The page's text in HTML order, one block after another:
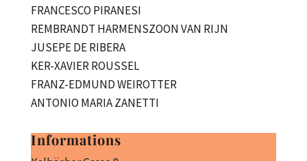
FRANCESCO PIRANESI
REMBRANDT HARMENSZOON VAN RIJN
JUSEPE DE RIBERA
KER-XAVIER ROUSSEL
FRANZ-EDMUND WEIROTTER
ANTONIO MARIA ZANETTI
Informations